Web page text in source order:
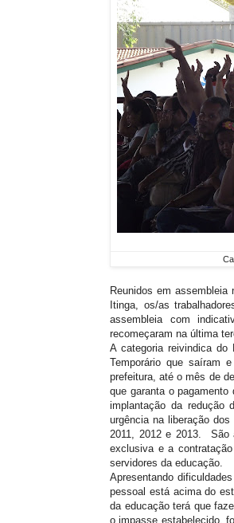
Reunidos em
Itinga, os/as
assembleia com
recomeçaram na última
A categoria reivindica do
Temporário que saíram
prefeitura, até o mês de
que garanta o
implantação da redução
urgência na liberação
2011, 2012 e 2013. São
exclusiva e a
servidores da educação.
Apresentando
pessoal está acima do
da educação terá que
o impasse estabelecido,